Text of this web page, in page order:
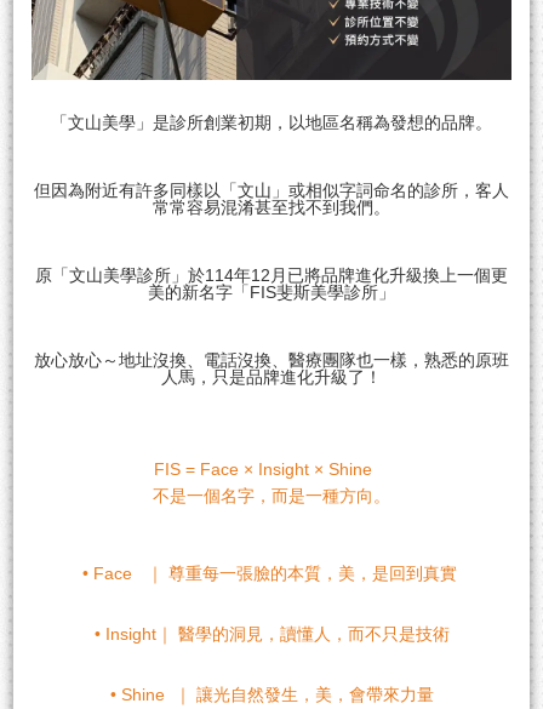
「文山美學」是診所創業初期，以地區名稱為發想的品牌。
但因為附近有許多同樣以「文山」或相似字詞命名的診所，客人
常常容易混淆甚至找不到我們。
原「文山美學診所」於114年12月已將品牌進化升級換上一個更
美的新名字「FIS斐斯美學診所」
放心放心～地址沒換、電話沒換、醫療團隊也一樣，熟悉的原班
人馬，只是品牌進化升級了！
FIS = Face × Insight × Shine
不是一個名字，而是一種方向。
• Face ｜ 尊重每一張臉的本質，美，是回到真實
• Insight｜ 醫學的洞見，讀懂人，而不只是技術
• Shine ｜ 讓光自然發生，美，會帶來力量